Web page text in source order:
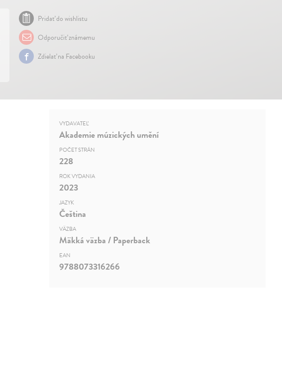
Pridať do wishlistu
Odporučiť známemu
Zdielať na Facebooku
VYDAVATEĽ
Akademie múzických umění
POČET STRÁN
228
ROK VYDANIA
2023
JAZYK
Čeština
VÄZBA
Mäkká väzba / Paperback
EAN
9788073316266